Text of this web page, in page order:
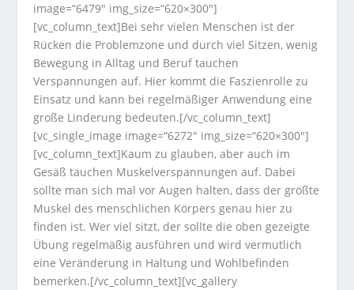
image=“6479″ img_size=“620×300″]
[vc_column_text]Bei sehr vielen Menschen ist der
Rücken die Problemzone und durch viel Sitzen, wenig
Bewegung in Alltag und Beruf tauchen
Verspannungen auf. Hier kommt die Faszienrolle zu
Einsatz und kann bei regelmäßiger Anwendung eine
große Linderung bedeuten.[/vc_column_text]
[vc_single_image image=“6272″ img_size=“620×300″]
[vc_column_text]Kaum zu glauben, aber auch im
Gesäß tauchen Muskelverspannungen auf. Dabei
sollte man sich mal vor Augen halten, dass der größte
Muskel des menschlichen Körpers genau hier zu
finden ist. Wer viel sitzt, der sollte die oben gezeigte
Übung regelmäßig ausführen und wird vermutlich
eine Veränderung in Haltung und Wohlbefinden
bemerken.[/vc_column_text][vc_gallery